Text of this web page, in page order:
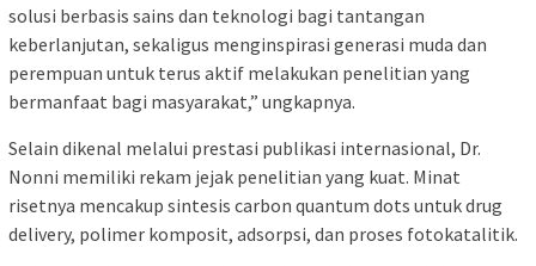
solusi berbasis sains dan teknologi bagi tantangan
keberlanjutan, sekaligus menginspirasi generasi muda dan
perempuan untuk terus aktif melakukan penelitian yang
bermanfaat bagi masyarakat,” ungkapnya.
Selain dikenal melalui prestasi publikasi internasional, Dr.
Nonni memiliki rekam jejak penelitian yang kuat. Minat
risetnya mencakup sintesis carbon quantum dots untuk drug
delivery, polimer komposit, adsorpsi, dan proses fotokatalitik.